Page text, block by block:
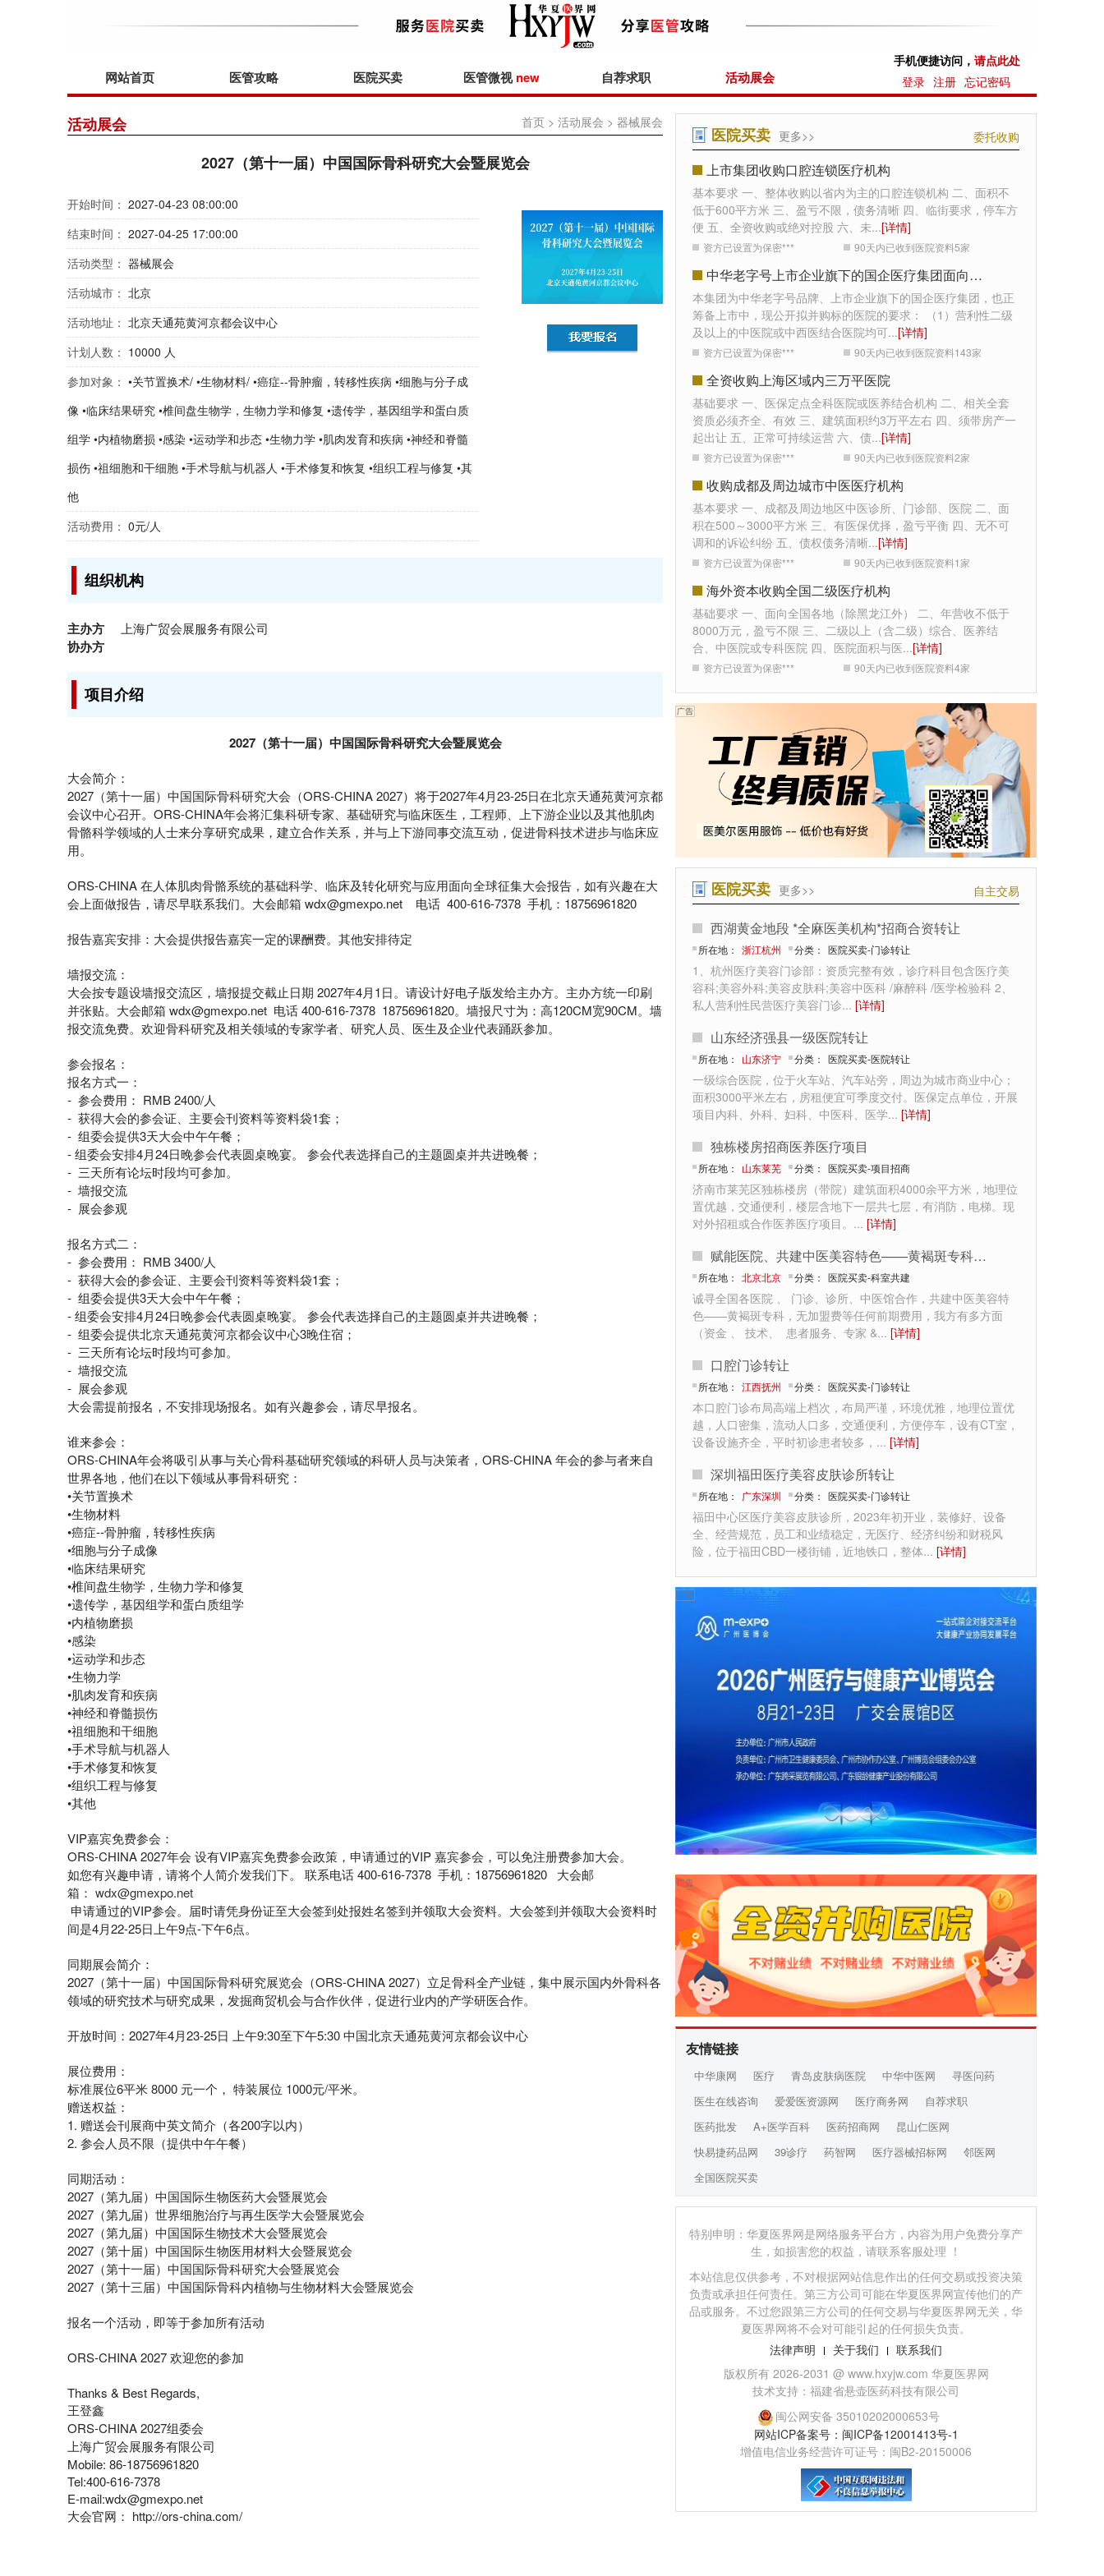
网站首页 医管攻略 医院买卖 医管微视new 自荐求职 活动展会
手机便捷访问， 请点此处
登录 注册 忘记密码
活动展会 首页 > 活动展会 > 器械展会
2027（第十一届）中国国际骨科研究大会暨展览会
开始时间： 2027-04-23 08:00:00
结束时间： 2027-04-25 17:00:00
活动类型： 器械展会
活动城市： 北京
活动地址： 北京天通苑黄河京都会议中心
计划人数： 10000 人
参加对象： •关节置换术/ •生物材料/ •癌症--骨肿瘤，转移性疾病 •细胞与分子成
像 •临床结果研究 •椎间盘生物学，生物力学和修复 •遗传学，基因组学和蛋白质
组学 •内植物磨损 •感染 •运动学和步态 •生物力学 •肌肉发育和疾病 •神经和脊髓
损伤 •祖细胞和干细胞 •手术导航与机器人 •手术修复和恢复 •组织工程与修复 •其
他
活动费用： 0元/人
组织机构
主办方 上海广贸会展服务有限公司
协办方
项目介绍
2027（第十一届）中国国际骨科研究大会暨展览会
大会简介：
2027（第十一届）中国国际骨科研究大会（ORS-CHINA 2027）将于2027年4月23-25日在北京天通苑黄河京都
会议中心召开。ORS-CHINA年会将汇集科研专家、基础研究与临床医生，工程师、上下游企业以及其他肌肉
骨骼科学领域的人士来分享研究成果，建立合作关系，并与上下游同事交流互动，促进骨科技术进步与临床应
用。
ORS-CHINA 在人体肌肉骨骼系统的基础科学、临床及转化研究与应用面向全球征集大会报告，如有兴趣在大
会上面做报告，请尽早联系我们。大会邮箱 wdx@gmexpo.net 电话 400-616-7378 手机：18756961820
报告嘉宾安排：大会提供报告嘉宾一定的课酬费。其他安排待定
墙报交流：
大会按专题设墙报交流区，墙报提交截止日期 2027年4月1日。请设计好电子版发给主办方。主办方统一印刷
并张贴。大会邮箱 wdx@gmexpo.net 电话 400-616-7378 18756961820。墙报尺寸为：高120CM宽90CM。墙
报交流免费。欢迎骨科研究及相关领域的专家学者、研究人员、医生及企业代表踊跃参加。
参会报名：
报名方式一：
- 参会费用： RMB 2400/人
- 获得大会的参会证、主要会刊资料等资料袋1套；
- 组委会提供3天大会中午午餐；
- 组委会安排4月24日晚参会代表圆桌晚宴。 参会代表选择自己的主题圆桌并共进晚餐；
- 三天所有论坛时段均可参加。
- 墙报交流
- 展会参观
报名方式二：
- 参会费用： RMB 3400/人
- 获得大会的参会证、主要会刊资料等资料袋1套；
- 组委会提供3天大会中午午餐；
- 组委会安排4月24日晚参会代表圆桌晚宴。 参会代表选择自己的主题圆桌并共进晚餐；
- 组委会提供北京天通苑黄河京都会议中心3晚住宿；
- 三天所有论坛时段均可参加。
- 墙报交流
- 展会参观
大会需提前报名，不安排现场报名。如有兴趣参会，请尽早报名。
谁来参会：
ORS-CHINA年会将吸引从事与关心骨科基础研究领域的科研人员与决策者，ORS-CHINA 年会的参与者来自
世界各地，他们在以下领域从事骨科研究：
•关节置换术
•生物材料
•癌症--骨肿瘤，转移性疾病
•细胞与分子成像
•临床结果研究
•椎间盘生物学，生物力学和修复
•遗传学，基因组学和蛋白质组学
•内植物磨损
•感染
•运动学和步态
•生物力学
•肌肉发育和疾病
•神经和脊髓损伤
•祖细胞和干细胞
•手术导航与机器人
•手术修复和恢复
•组织工程与修复
•其他
VIP嘉宾免费参会：
ORS-CHINA 2027年会 设有VIP嘉宾免费参会政策，申请通过的VIP 嘉宾参会，可以免注册费参加大会。
如您有兴趣申请，请将个人简介发我们下。 联系电话 400-616-7378 手机：18756961820 大会邮
箱： wdx@gmexpo.net
申请通过的VIP参会。届时请凭身份证至大会签到处报姓名签到并领取大会资料。大会签到并领取大会资料时
间是4月22-25日上午9点-下午6点。
同期展会简介：
2027（第十一届）中国国际骨科研究展览会（ORS-CHINA 2027）立足骨科全产业链，集中展示国内外骨科各
领域的研究技术与研究成果，发掘商贸机会与合作伙伴，促进行业内的产学研医合作。
开放时间：2027年4月23-25日 上午9:30至下午5:30 中国北京天通苑黄河京都会议中心
展位费用：
标准展位6平米 8000 元一个， 特装展位 1000元/平米。
赠送权益：
1. 赠送会刊展商中英文简介（各200字以内）
2. 参会人员不限（提供中午午餐）
同期活动：
2027（第九届）中国国际生物医药大会暨展览会
2027（第九届）世界细胞治疗与再生医学大会暨展览会
2027（第九届）中国国际生物技术大会暨展览会
2027（第十届）中国国际生物医用材料大会暨展览会
2027（第十一届）中国国际骨科研究大会暨展览会
2027（第十三届）中国国际骨科内植物与生物材料大会暨展览会
报名一个活动，即等于参加所有活动
ORS-CHINA 2027 欢迎您的参加
Thanks & Best Regards,
王登鑫
ORS-CHINA 2027组委会
上海广贸会展服务有限公司
Mobile: 86-18756961820
Tel:400-616-7378
E-mail:wdx@gmexpo.net
大会官网： http://ors-china.com/
医院买卖 更多>> 委托收购
上市集团收购口腔连锁医疗机构
基本要求 一、整体收购以省内为主的口腔连锁机构 二、面积不
低于600平方米 三、盈亏不限，债务清晰 四、临街要求，停车方
便 五、全资收购或绝对控股 六、未...[详情]
资方已设置为保密*** 90天内已收到医院资料5家
中华老字号上市企业旗下的国企医疗集团面向全国收购医院
本集团为中华老字号品牌、上市企业旗下的国企医疗集团，也正
筹备上市中，现公开拟并购标的医院的要求： （1）营利性二级
及以上的中医院或中西医结合医院均可...[详情]
资方已设置为保密*** 90天内已收到医院资料143家
全资收购上海区域内三万平医院
基础要求 一、医保定点全科医院或医养结合机构 二、相关全套
资质必须齐全、有效 三、建筑面积约3万平左右 四、须带房产一
起出让 五、正常可持续运营 六、债...[详情]
资方已设置为保密*** 90天内已收到医院资料2家
收购成都及周边城市中医医疗机构
基本要求 一、成都及周边地区中医诊所、门诊部、医院 二、面
积在500～3000平方米 三、有医保优择，盈亏平衡 四、无不可
调和的诉讼纠纷 五、债权债务清晰...[详情]
资方已设置为保密*** 90天内已收到医院资料1家
海外资本收购全国二级医疗机构
基础要求 一、面向全国各地（除黑龙江外） 二、年营收不低于
8000万元，盈亏不限 三、二级以上（含二级）综合、医养结
合、中医院或专科医院 四、医院面积与医...[详情]
资方已设置为保密*** 90天内已收到医院资料4家
医院买卖 更多>> 自主交易
西湖黄金地段 *全麻医美机构*招商合资转让
所在地： 浙江杭州 分类： 医院买卖-门诊转让
1、杭州医疗美容门诊部：资质完整有效，诊疗科目包含医疗美
容科;美容外科;美容皮肤科;美容中医科 /麻醉科 /医学检验科 2、
私人营利性民营医疗美容门诊... [详情]
山东经济强县一级医院转让
所在地： 山东济宁 分类： 医院买卖-医院转让
一级综合医院，位于火车站、汽车站旁，周边为城市商业中心；
面积3000平米左右，房租便宜可季度交付。医保定点单位，开展
项目内科、外科、妇科、中医科、医学... [详情]
独栋楼房招商医养医疗项目
所在地： 山东莱芜 分类： 医院买卖-项目招商
济南市莱芜区独栋楼房（带院）建筑面积4000余平方米，地理位
置优越，交通便利，楼层含地下一层共七层，有消防，电梯。现
对外招租或合作医养医疗项目。 ... [详情]
赋能医院、共建中医美容特色——黄褐斑专科合作
所在地： 北京北京 分类： 医院买卖-科室共建
诚寻全国各医院 、 门诊、诊所、中医馆合作，共建中医美容特
色——黄褐斑专科，无加盟费等任何前期费用，我方有多方面
（资金 、 技术、 患者服务、专家 &... [详情]
口腔门诊转让
所在地： 江西抚州 分类： 医院买卖-门诊转让
本口腔门诊布局高端上档次，布局严谨，环境优雅，地理位置优
越，人口密集，流动人口多，交通便利，方便停车，设有CT室，
设备设施齐全，平时初诊患者较多， ... [详情]
深圳福田医疗美容皮肤诊所转让
所在地： 广东深圳 分类： 医院买卖-门诊转让
福田中心区医疗美容皮肤诊所，2023年初开业，装修好、设备
全、经营规范，员工和业绩稳定，无医疗、经济纠纷和财税风
险，位于福田CBD一楼街铺，近地铁口，整体... [详情]
友情链接
中华康网 医疗 青岛皮肤病医院 中华中医网
寻医问药
医生在线咨询
爱爱医资源网 医疗商务网
自荐求职
医药批发
A+医学百科 医药招商网
昆山仁医网
快易捷药品网
39诊疗 药智网 医疗器械招标网
邻医网
全国医院买卖
特别申明：华夏医界网是网络服务平台方，内容为用户免费分享产
生，如损害您的权益，请联系客服处理 ！
本站信息仅供参考，不对根据网站信息作出的任何交易或投资决策
负责或承担任何责任。第三方公司可能在华夏医界网宣传他们的产
品或服务。不过您跟第三方公司的任何交易与华夏医界网无关，华
夏医界网将不会对可能引起的任何损失负责。
法律声明
关于我们
联系我们
版权所有 2026-2031 @ www.hxyjw.com 华夏医界网
技术支持：福建省悬壶医药科技有限公司
闽公网安备 35010202000653号
网站ICP备案号：闽ICP备12001413号-1
增值电信业务经营许可证号：闽B2-20150006